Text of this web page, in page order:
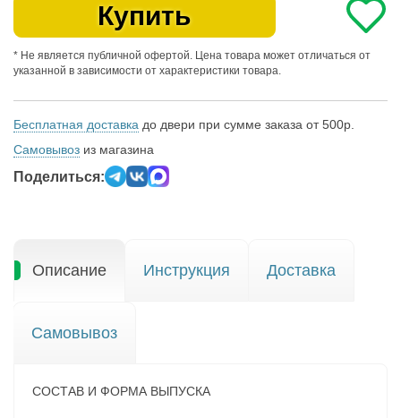
Купить
* Не является публичной офертой. Цена товара может отличаться от
указанной в зависимости от характеристики товара.
Бесплатная доставка до двери при сумме заказа от 500р.
Самовывоз из магазина
Поделиться:
Описание Инструкция Доставка
Самовывоз
СОСТАВ И ФОРМА ВЫПУСКА